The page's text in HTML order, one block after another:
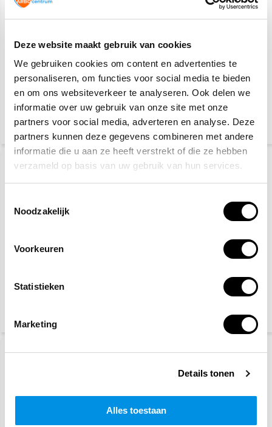
Deze website maakt gebruik van cookies
We gebruiken cookies om content en advertenties te
personaliseren, om functies voor social media te bieden
en om ons websiteverkeer te analyseren. Ook delen we
informatie over uw gebruik van onze site met onze
partners voor social media, adverteren en analyse. Deze
partners kunnen deze gegevens combineren met andere
informatie die u aan ze heeft verstrekt of die ze hebben
verzameld op basis van uw gebruik van hun services.
Noodzakelijk
Voorkeuren
Statistieken
Marketing
Details tonen
Alles toestaan
Veiligheidsschoenen S3
27,50
(33,28 Incl. btw)
115,- 89,95